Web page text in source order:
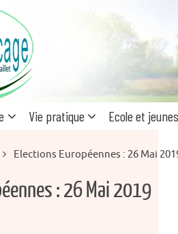
Vie pratique Ecole et
Elections Européennes : 26 Mai
: 26 Mai 2019